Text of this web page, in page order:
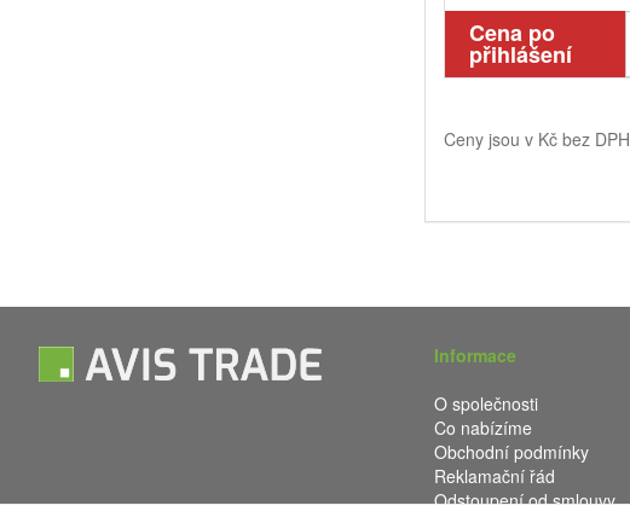
Cena po
přihlášení
Ceny jsou v Kč bez DPH
Informace
O společnosti
Co nabízíme
Obchodní podmínky
Reklamační řád
Odstoupení od smlouvy